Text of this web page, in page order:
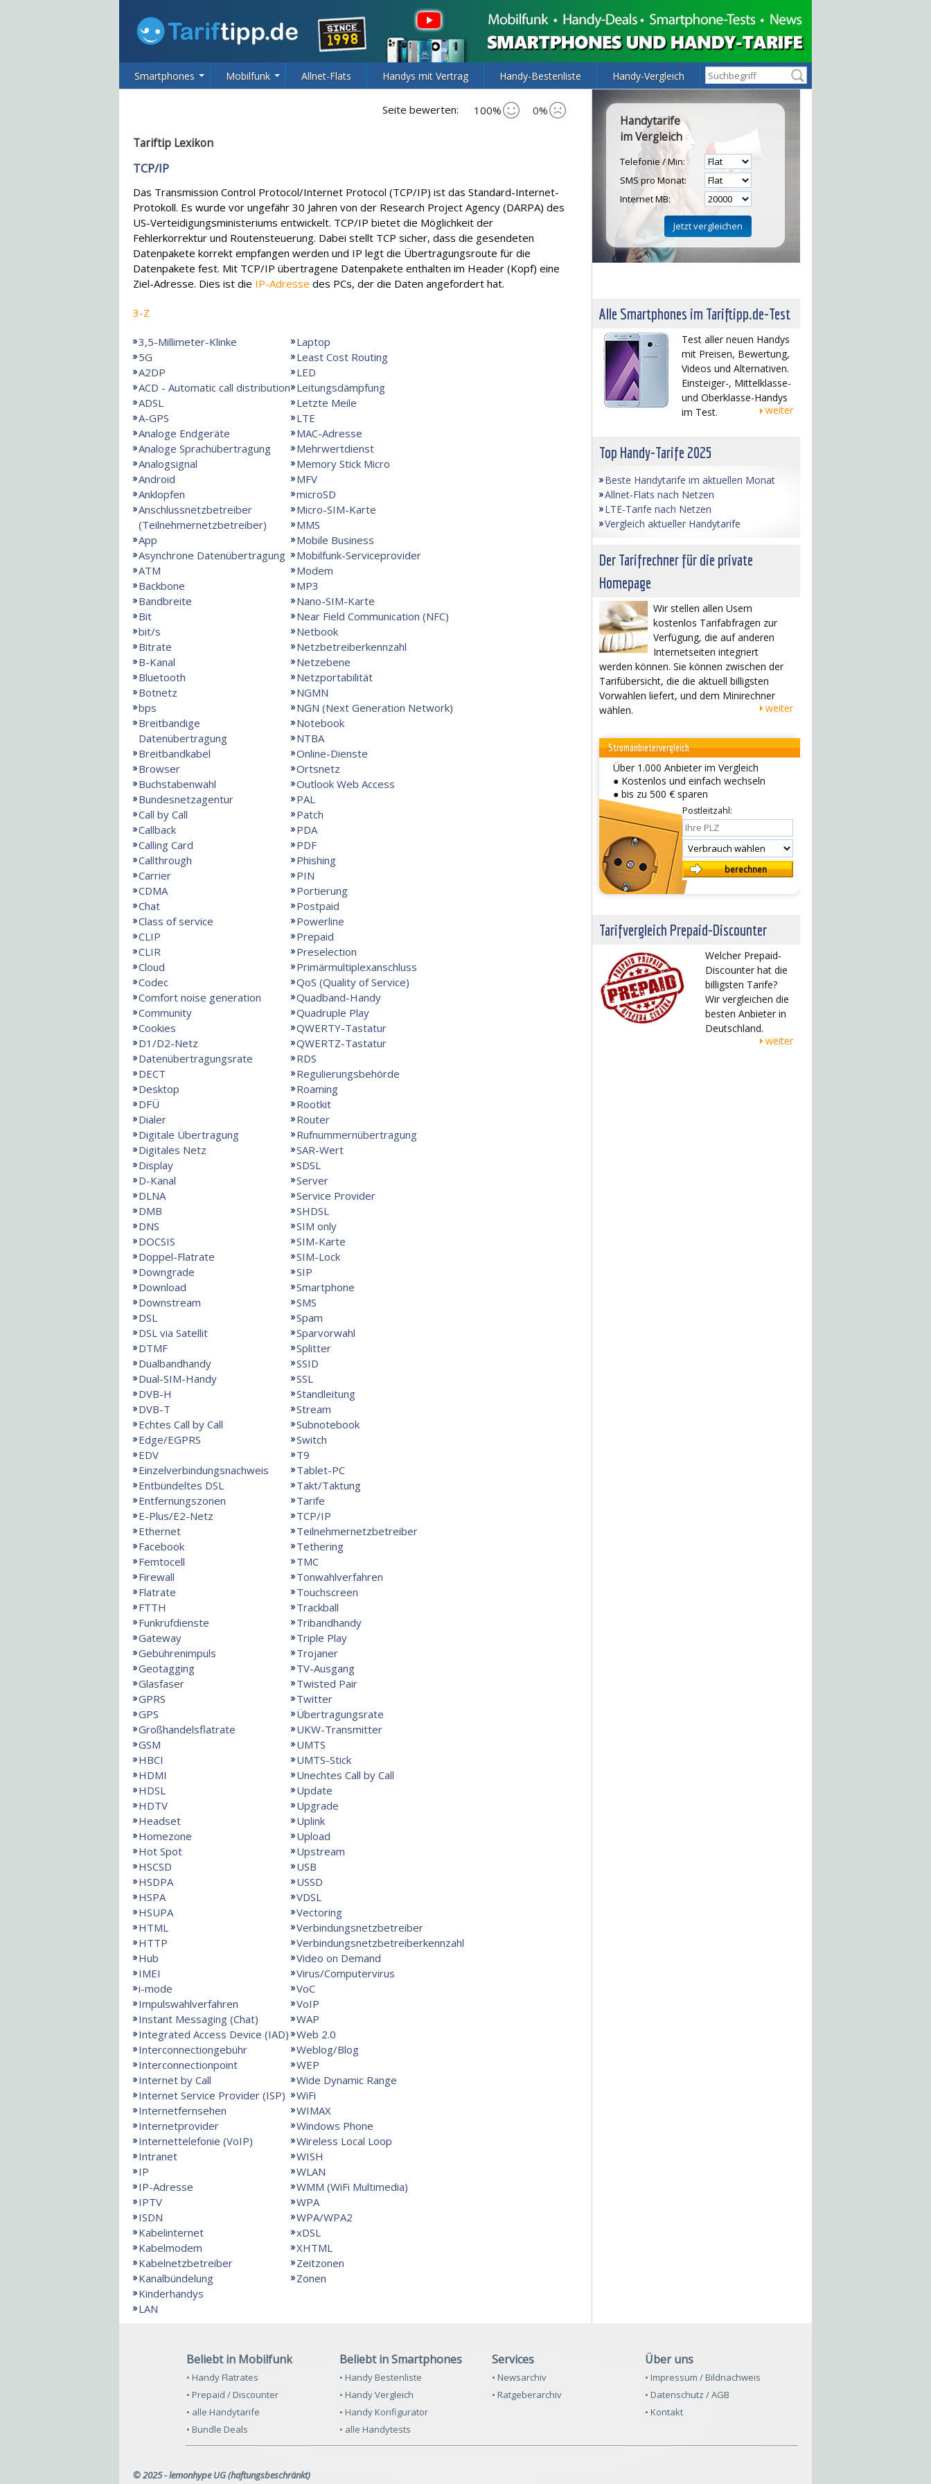
Smartphones Mobilfunk Allnet-Flats Handys mit Vertrag Handy-Bestenliste Handy-Vergleich
Seite bewerten: 100% 0%
Tariftip Lexikon
TCP/IP
Das Transmission Control Protocol/Internet Protocol (TCP/IP) ist das Standard-Internet-
Protokoll. Es wurde vor ungefähr 30 Jahren von der Research Project Agency (DARPA) des
US-Verteidigungsministeriums entwickelt. TCP/IP bietet die Möglichkeit der
Fehlerkorrektur und Routensteuerung. Dabei stellt TCP sicher, dass die gesendeten
Datenpakete korrekt empfangen werden und IP legt die Übertragungsroute für die
Datenpakete fest. Mit TCP/IP übertragene Datenpakete enthalten im Header (Kopf) eine
Ziel-Adresse. Dies ist die IP-Adresse des PCs, der die Daten angefordert hat.
3-Z
3,5-Millimeter-Klinke
5G
A2DP
ACD - Automatic call distribution
ADSL
A-GPS
Analoge Endgeräte
Analoge Sprachübertragung
Analogsignal
Android
Anklopfen
Anschlussnetzbetreiber
(Teilnehmernetzbetreiber)
App
Asynchrone Datenübertragung
ATM
Backbone
Bandbreite
Bit
bit/s
Bitrate
B-Kanal
Bluetooth
Botnetz
bps
Breitbandige
Datenübertragung
Breitbandkabel
Browser
Buchstabenwahl
Bundesnetzagentur
Call by Call
Callback
Calling Card
Callthrough
Carrier
CDMA
Chat
Class of service
CLIP
CLIR
Cloud
Codec
Comfort noise generation
Community
Cookies
D1/D2-Netz
Datenübertragungsrate
DECT
Desktop
DFÜ
Dialer
Digitale Übertragung
Digitales Netz
Display
D-Kanal
DLNA
DMB
DNS
DOCSIS
Doppel-Flatrate
Downgrade
Download
Downstream
DSL
DSL via Satellit
DTMF
Dualbandhandy
Dual-SIM-Handy
DVB-H
DVB-T
Echtes Call by Call
Edge/EGPRS
EDV
Einzelverbindungsnachweis
Entbündeltes DSL
Entfernungszonen
E-Plus/E2-Netz
Ethernet
Facebook
Femtocell
Firewall
Flatrate
FTTH
Funkrufdienste
Gateway
Gebührenimpuls
Geotagging
Glasfaser
GPRS
GPS
Großhandelsflatrate
GSM
HBCI
HDMI
HDSL
HDTV
Headset
Homezone
Hot Spot
HSCSD
HSDPA
HSPA
HSUPA
HTML
HTTP
Hub
IMEI
i-mode
Impulswahlverfahren
Instant Messaging (Chat)
Integrated Access Device (IAD)
Interconnectiongebühr
Interconnectionpoint
Internet by Call
Internet Service Provider (ISP)
Internetfernsehen
Internetprovider
Internettelefonie (VoIP)
Intranet
IP
IP-Adresse
IPTV
ISDN
Kabelinternet
Kabelmodem
Kabelnetzbetreiber
Kanalbündelung
Kinderhandys
LAN
Laptop
Least Cost Routing
LED
Leitungsdämpfung
Letzte Meile
LTE
MAC-Adresse
Mehrwertdienst
Memory Stick Micro
MFV
microSD
Micro-SIM-Karte
MMS
Mobile Business
Mobilfunk-Serviceprovider
Modem
MP3
Nano-SIM-Karte
Near Field Communication (NFC)
Netbook
Netzbetreiberkennzahl
Netzebene
Netzportabilität
NGMN
NGN (Next Generation Network)
Notebook
NTBA
Online-Dienste
Ortsnetz
Outlook Web Access
PAL
Patch
PDA
PDF
Phishing
PIN
Portierung
Postpaid
Powerline
Prepaid
Preselection
Primärmultiplexanschluss
QoS (Quality of Service)
Quadband-Handy
Quadruple Play
QWERTY-Tastatur
QWERTZ-Tastatur
RDS
Regulierungsbehörde
Roaming
Rootkit
Router
Rufnummernübertragung
SAR-Wert
SDSL
Server
Service Provider
SHDSL
SIM only
SIM-Karte
SIM-Lock
SIP
Smartphone
SMS
Spam
Sparvorwahl
Splitter
SSID
SSL
Standleitung
Stream
Subnotebook
Switch
T9
Tablet-PC
Takt/Taktung
Tarife
TCP/IP
Teilnehmernetzbetreiber
Tethering
TMC
Tonwahlverfahren
Touchscreen
Trackball
Tribandhandy
Triple Play
Trojaner
TV-Ausgang
Twisted Pair
Twitter
Übertragungsrate
UKW-Transmitter
UMTS
UMTS-Stick
Unechtes Call by Call
Update
Upgrade
Uplink
Upload
Upstream
USB
USSD
VDSL
Vectoring
Verbindungsnetzbetreiber
Verbindungsnetzbetreiberkennzahl
Video on Demand
Virus/Computervirus
VoC
VoIP
WAP
Web 2.0
Weblog/Blog
WEP
Wide Dynamic Range
WiFi
WIMAX
Windows Phone
Wireless Local Loop
WISH
WLAN
WMM (WiFi Multimedia)
WPA
WPA/WPA2
xDSL
XHTML
Zeitzonen
Zonen
Handytarife
im Vergleich
Telefonie / Min:
SMS pro Monat:
Internet MB:
Alle Smartphones im Tariftipp.de-Test
Test aller neuen Handys
mit Preisen, Bewertung,
Videos und Alternativen.
Einsteiger-, Mittelklasse-
und Oberklasse-Handys
im Test.
weiter
Top Handy-Tarife 2025
Beste Handytarife im aktuellen Monat
Allnet-Flats nach Netzen
LTE-Tarife nach Netzen
Vergleich aktueller Handytarife
Der Tarifrechner für die private
Homepage
Wir stellen allen Usern
kostenlos Tarifabfragen zur
Verfügung, die auf anderen
Internetseiten integriert
werden können. Sie können zwischen der
Tarifübersicht, die die aktuell billigsten
Vorwahlen liefert, und dem Minirechner
wählen.
weiter
Stromanbietervergleich
Über 1.000 Anbieter im Vergleich
● Kostenlos und einfach wechseln
● bis zu 500 € sparen
Postleitzahl:
Tarifvergleich Prepaid-Discounter
Welcher Prepaid-
Discounter hat die
billigsten Tarife?
Wir vergleichen die
besten Anbieter in
Deutschland.
weiter
Beliebt in Mobilfunk
• Handy Flatrates
• Prepaid / Discounter
• alle Handytarife
• Bundle Deals
Beliebt in Smartphones
• Handy Bestenliste
• Handy Vergleich
• Handy Konfigurator
• alle Handytests
Services
• Newsarchiv
• Ratgeberarchiv
Über uns
• Impressum / Bildnachweis
• Datenschutz / AGB
• Kontakt
© 2025 - lemonhype UG (haftungsbeschränkt)